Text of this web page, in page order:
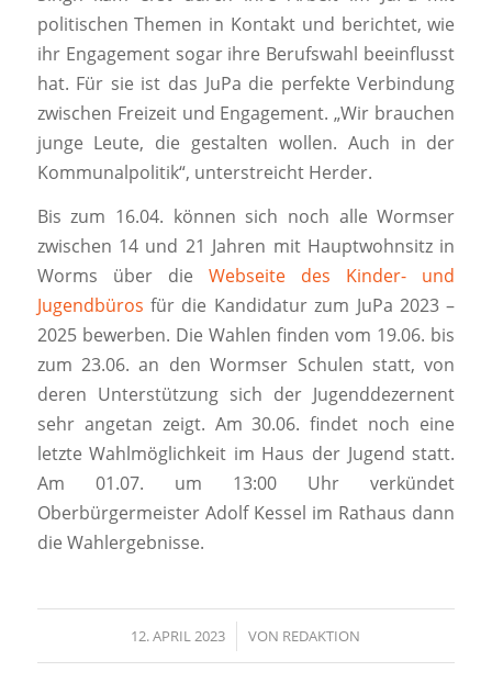
politischen Themen in Kontakt und berichtet, wie
ihr Engagement sogar ihre Berufswahl beeinflusst
hat. Für sie ist das JuPa die perfekte Verbindung
zwischen Freizeit und Engagement. „Wir brauchen
junge Leute, die gestalten wollen. Auch in der
Kommunalpolitik“, unterstreicht Herder.
Bis zum 16.04. können sich noch alle Wormser
zwischen 14 und 21 Jahren mit Hauptwohnsitz in
Worms über die Webseite des Kinder- und
Jugendbüros für die Kandidatur zum JuPa 2023 –
2025 bewerben. Die Wahlen finden vom 19.06. bis
zum 23.06. an den Wormser Schulen statt, von
deren Unterstützung sich der Jugenddezernent
sehr angetan zeigt. Am 30.06. findet noch eine
letzte Wahlmöglichkeit im Haus der Jugend statt.
Am 01.07. um 13:00 Uhr verkündet
Oberbürgermeister Adolf Kessel im Rathaus dann
die Wahlergebnisse.
12. APRIL 2023
/ VON REDAKTION